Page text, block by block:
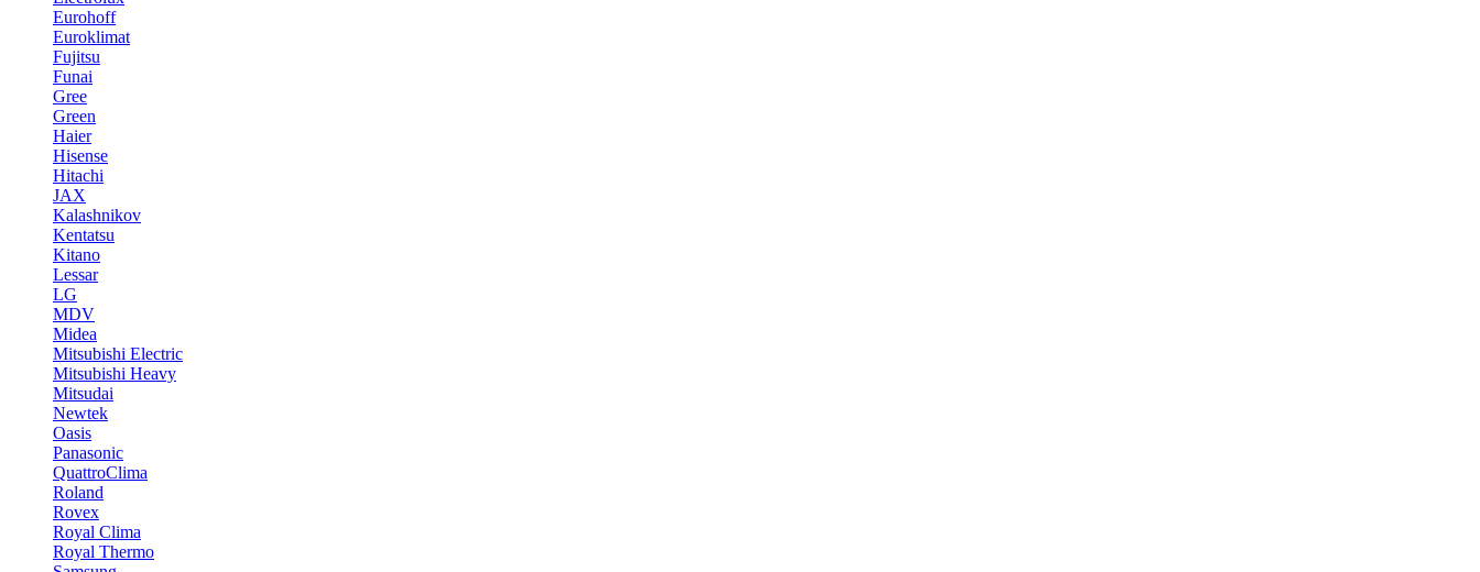
Eurohoff
Euroklimat
Fujitsu
Funai
Gree
Green
Haier
Hisense
Hitachi
JAX
Kalashnikov
Kentatsu
Kitano
Lessar
LG
MDV
Midea
Mitsubishi Electric
Mitsubishi Heavy
Mitsudai
Newtek
Oasis
Panasonic
QuattroClima
Roland
Rovex
Royal Clima
Royal Thermo